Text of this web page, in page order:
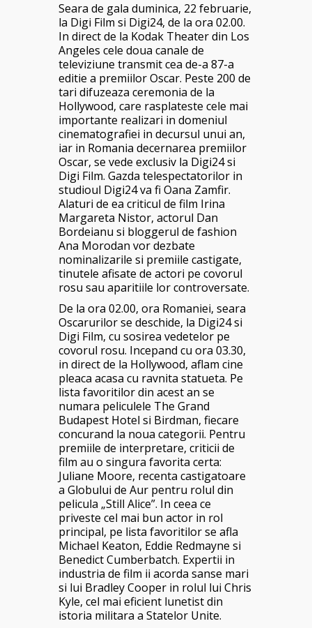
Seara de gala duminica, 22 februarie,
la Digi Film si Digi24, de la ora 02.00.
In direct de la Kodak Theater din Los
Angeles cele doua canale de
televiziune transmit cea de-a 87-a
editie a premiilor Oscar. Peste 200 de
tari difuzeaza ceremonia de la
Hollywood, care rasplateste cele mai
importante realizari in domeniul
cinematografiei in decursul unui an,
iar in Romania decernarea premiilor
Oscar, se vede exclusiv la Digi24 si
Digi Film. Gazda telespectatorilor in
studioul Digi24 va fi Oana Zamfir.
Alaturi de ea criticul de film Irina
Margareta Nistor, actorul Dan
Bordeianu si bloggerul de fashion
Ana Morodan vor dezbate
nominalizarile si premiile castigate,
tinutele afisate de actori pe covorul
rosu sau aparitiile lor controversate.
De la ora 02.00, ora Romaniei, seara
Oscarurilor se deschide, la Digi24 si
Digi Film, cu sosirea vedetelor pe
covorul rosu. Incepand cu ora 03.30,
in direct de la Hollywood, aflam cine
pleaca acasa cu ravnita statueta. Pe
lista favoritilor din acest an se
numara peliculele The Grand
Budapest Hotel si Birdman, fiecare
concurand la noua categorii. Pentru
premiile de interpretare, criticii de
film au o singura favorita certa:
Juliane Moore, recenta castigatoare
a Globului de Aur pentru rolul din
pelicula „Still Alice”. In ceea ce
priveste cel mai bun actor in rol
principal, pe lista favoritilor se afla
Michael Keaton, Eddie Redmayne si
Benedict Cumberbatch. Expertii in
industria de film ii acorda sanse mari
si lui Bradley Cooper in rolul lui Chris
Kyle, cel mai eficient lunetist din
istoria militara a Statelor Unite.